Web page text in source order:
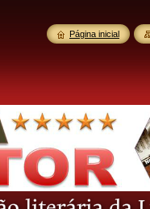
Página inicial